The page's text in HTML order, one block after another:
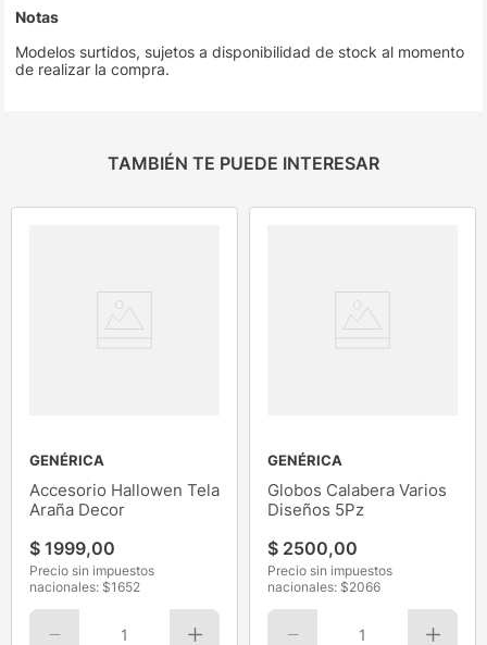
Notas
Modelos surtidos, sujetos a disponibilidad de stock al momento
de realizar la compra.
TAMBIÉN TE PUEDE INTERESAR
GENÉRICA
Accesorio Hallowen Tela
Araña Decor
$ 1999,00
Precio sin impuestos
nacionales: $1652
1
GENÉRICA
Globos Calabera Varios
Diseños 5Pz
$ 2500,00
Precio sin impuestos
nacionales: $2066
1